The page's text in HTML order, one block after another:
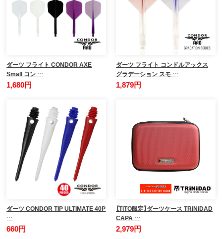
ダーツ フライト CONDOR AXE
Small コン …
1,680円
ダーツ フライト コンドルアックス
グラデーション スモ …
1,879円
ダーツ CONDOR TIP ULTIMATE 40P
…
660円
【TiTO限定】ダーツケース TRiNiDAD
CAPA …
2,979円